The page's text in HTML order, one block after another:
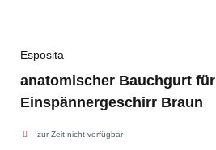
Esposita
anatomischer Bauchgurt für
Einspännergeschirr Braun
zur Zeit nicht verfügbar